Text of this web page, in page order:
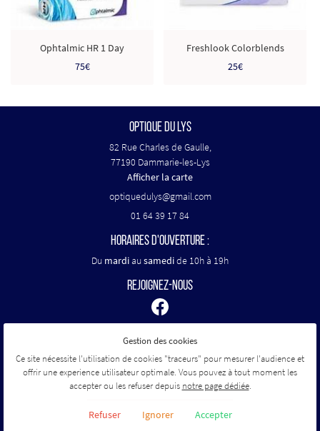
Ophtalmic HR 1 Day
75€
Freshlook Colorblends
25€
OPTIQUE DU LYS
82 Rue Charles de Gaulle,
77190 Dammarie-les-Lys
Afficher la carte
01 64 39 17 84
HORAIRES D'OUVERTURE :
Du mardiausamedide 10h à 19h
REJOIGNEZ-NOUS
Mentions Légales
Conditions générales d'utilisation
Politique de confidentialité
Gestion des cookies
Sitemap
Gestion des cookies
Ce site nécessite l'utilisation de cookies "traceurs" pour mesurer l'audience et
offrir une experience utilisateur optimale. Vous pouvez à tout moment les
accepter ou les refuser depuis notre page dédiée.
Refuser Ignorer Accepter